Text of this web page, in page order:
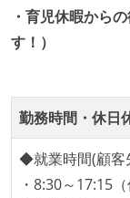
コード品質
テストの実
ほとんどのプ
施している
・育児休暇から
す！）
勤務時間・休日
◆就業時間(顧客
・8:30～17:15（